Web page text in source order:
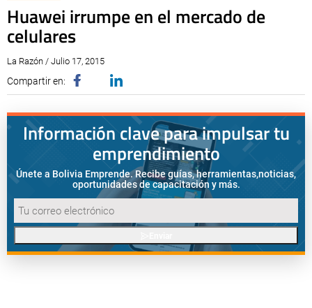
Huawei irrumpe en el mercado de
celulares
La Razón / Julio 17, 2015
Compartir en:
Información clave para impulsar tu
emprendimiento
Únete a Bolivia Emprende. Recibe guías, herramientas,noticias,
oportunidades de capacitación y más.